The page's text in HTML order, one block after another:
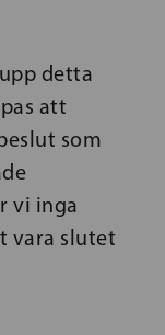
detta
att
som
vi inga
vara slutet